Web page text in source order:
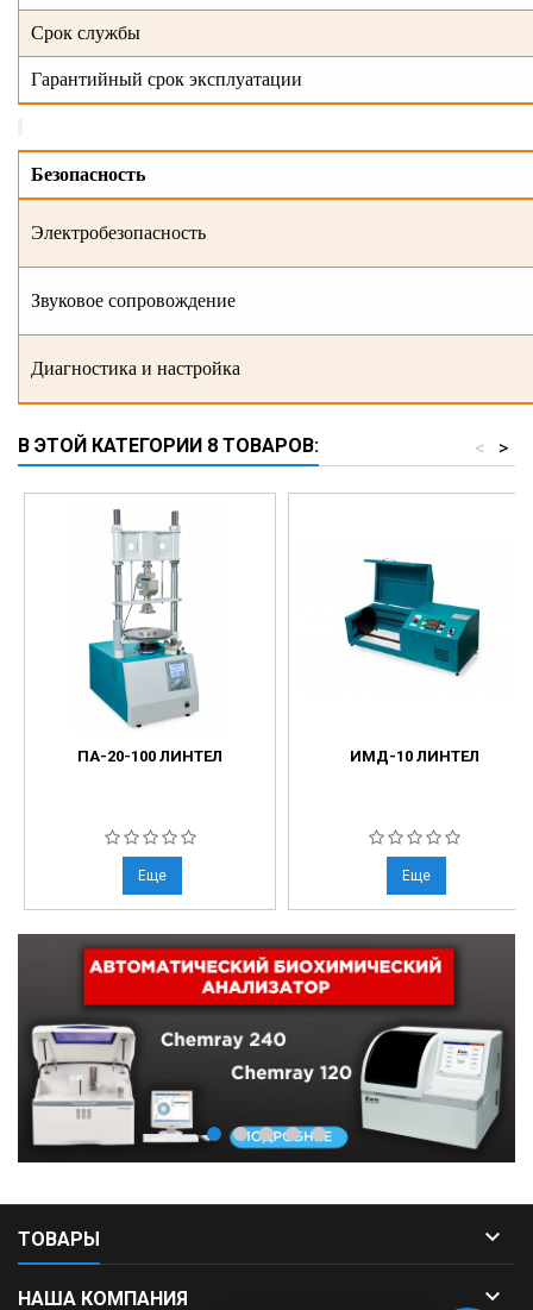
Срок службы
Гарантийный срок эксплуатации
Безопасность
Электробезопасность
Звуковое сопровождение
Диагностика и настройка
В ЭТОЙ КАТЕГОРИИ 8 ТОВАРОВ: >
<
ПА-20-100 ЛИНТЕЛ
Еще
ИМД-10 ЛИНТЕЛ
Еще
ТОВАРЫ 
НАША КОМПАНИЯ 